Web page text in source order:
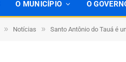
O MUNICÍPIO O
» Notícias » Santo Antônio do Tauá é